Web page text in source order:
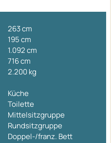
263 cm
195 cm
1.092 cm
716 cm
2.200 kg
Küche
Toilette
Mittelsitzgruppe
Rundsitzgruppe
Doppel-/franz. Bett